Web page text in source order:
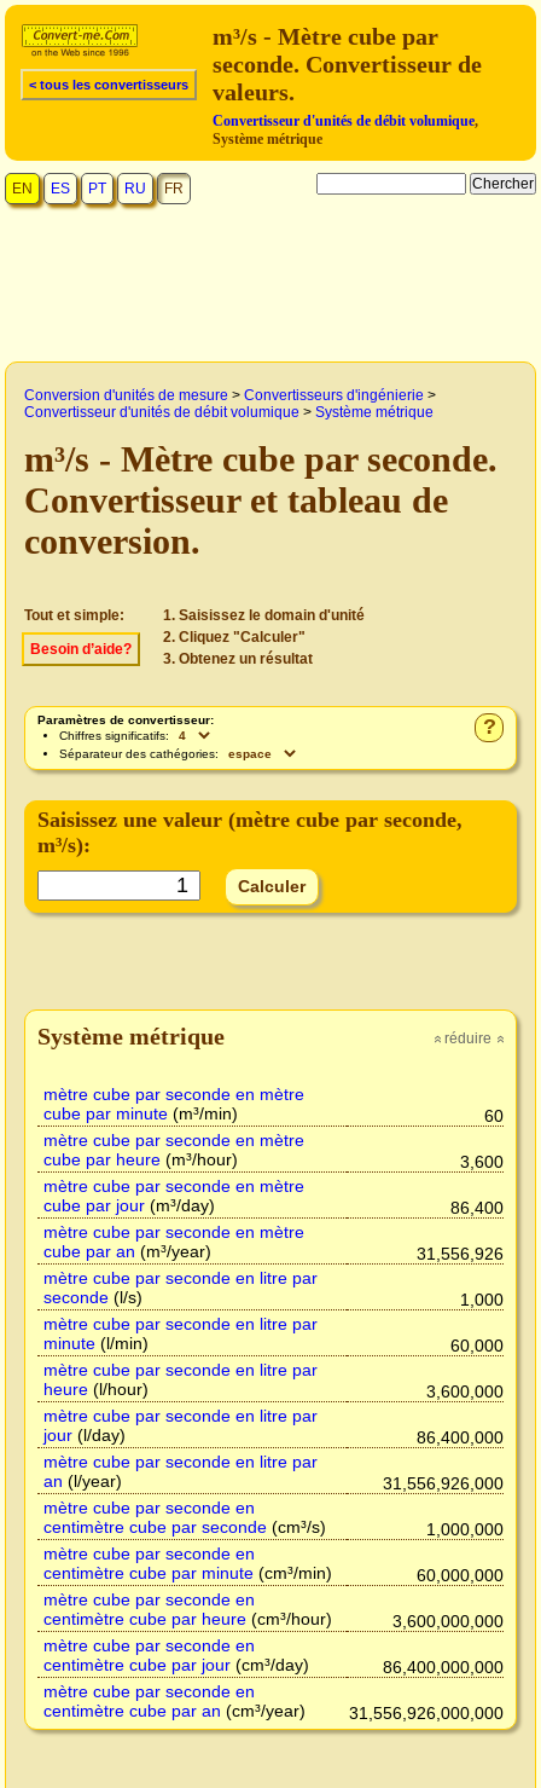
< tous les convertisseurs
m³/s - Mètre cube par
seconde. Convertisseur de
valeurs.
Convertisseur d'unités de débit volumique,
Système métrique
EN ES PT RU FR
Conversion d'unités de mesure > Convertisseurs d'ingénierie >
Convertisseur d'unités de débit volumique > Système métrique
m³/s - Mètre cube par seconde.
Convertisseur et tableau de
conversion.
Tout et simple:
Besoin d’aide?
Saisissez le domain d'unité
Cliquez "Calculer"
Obtenez un résultat
?
Paramètres de convertisseur:
Chiffres significatifs:
Séparateur des cathégories:
Saisissez une valeur (mètre cube par seconde,
m³/s):
» réduire »
Système métrique
mètre cube par seconde en mètre
cube par minute (m³/min)
60
mètre cube par seconde en mètre
cube par heure (m³/hour)
3,600
mètre cube par seconde en mètre
cube par jour (m³/day)
86,400
mètre cube par seconde en mètre
cube par an (m³/year)
31,556,926
mètre cube par seconde en litre par
seconde (l/s)
1,000
mètre cube par seconde en litre par
minute (l/min)
60,000
mètre cube par seconde en litre par
heure (l/hour)
3,600,000
mètre cube par seconde en litre par
jour (l/day)
86,400,000
mètre cube par seconde en litre par
an (l/year)
31,556,926,000
mètre cube par seconde en
centimètre cube par seconde (cm³/s)
1,000,000
mètre cube par seconde en
centimètre cube par minute (cm³/min)
60,000,000
mètre cube par seconde en
centimètre cube par heure (cm³/hour)
3,600,000,000
mètre cube par seconde en
centimètre cube par jour (cm³/day)
86,400,000,000
mètre cube par seconde en
centimètre cube par an (cm³/year) 31,556,926,000,000